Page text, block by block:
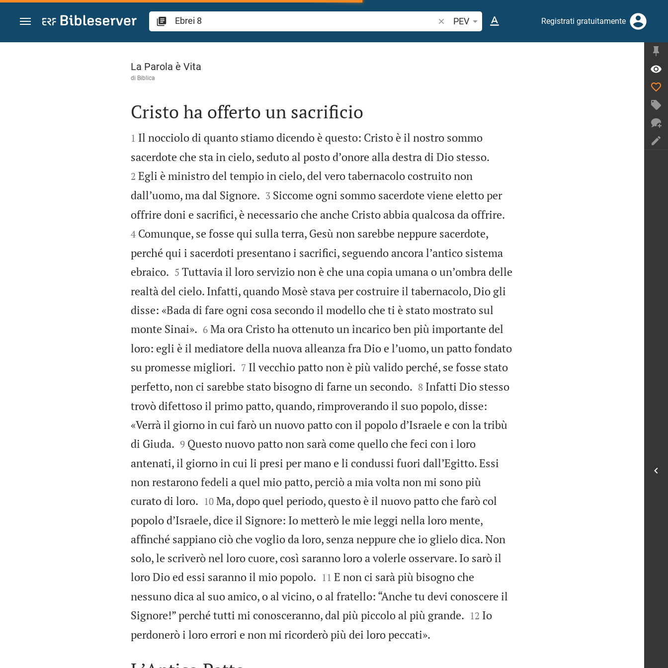
Vai al contenuto
Ricerca verso biblico o parola
PEV Registrati gratuitamente
Ebrei 8
La Parola è Vita
di Biblica

Cristo ha offerto un sacrificio

1 Il nocciolo di quanto stiamo dicendo è questo: Cristo è il nostro sommo
sacerdote che sta in cielo, seduto al posto dʼonore alla destra di Dio stesso.
2 Egli è ministro del tempio in cielo, del vero tabernacolo costruito non
dallʼuomo, ma dal Signore.
3 Siccome ogni sommo sacerdote viene eletto per
offrire doni e sacrifici, è necessario che anche Cristo abbia qualcosa da offrire.
4 Comunque, se fosse qui sulla terra, Gesù non sarebbe neppure sacerdote,
perché qui i sacerdoti presentano i sacrifici, seguendo ancora lʼantico sistema
ebraico.
5 Tuttavia il loro servizio non è che una copia umana o unʼombra delle
realtà del cielo. Infatti, quando Mosè stava per costruire il tabernacolo, Dio gli
disse: «Bada di fare ogni cosa secondo il modello che ti è stato mostrato sul
monte Sinai».
6 Ma ora Cristo ha ottenuto un incarico ben più importante del
loro: egli è il mediatore della nuova alleanza fra Dio e lʼuomo, un patto fondato
su promesse migliori.
7 Il vecchio patto non è più valido perché, se fosse stato
perfetto, non ci sarebbe stato bisogno di farne un secondo.
8 Infatti Dio stesso
trovò difettoso il primo patto, quando, rimproverando il suo popolo, disse:
«Verrà il giorno in cui farò un nuovo patto con il popolo dʼIsraele e con la tribù
di Giuda.
9 Questo nuovo patto non sarà come quello che feci con i loro
antenati, il giorno in cui li presi per mano e li condussi fuori dallʼEgitto. Essi
non restarono fedeli a quel mio patto, perciò a mia volta non mi sono più
curato di loro.
10 Ma, dopo quel periodo, questo è il nuovo patto che farò col
popolo dʼIsraele, dice il Signore: Io metterò le mie leggi nella loro mente,
affinché sappiano ciò che voglio da loro, senza neppure che io glielo dica. Non
solo, le scriverò nel loro cuore, così saranno loro a volerle osservare. Io sarò il
loro Dio ed essi saranno il mio popolo.
11 E non ci sarà più bisogno che
nessuno dica al suo amico, o al vicino, o al fratello: “Anche tu devi conoscere il
Signore!” perché tutti mi conosceranno, dal più piccolo al più grande.
12 Io
perdonerò i loro errori e non mi ricorderò più dei loro peccati».